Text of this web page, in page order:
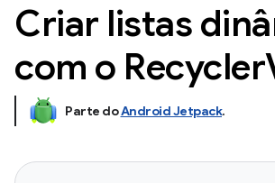
Criar listas
com o Recycler
Parte doAndroid Jetpack.